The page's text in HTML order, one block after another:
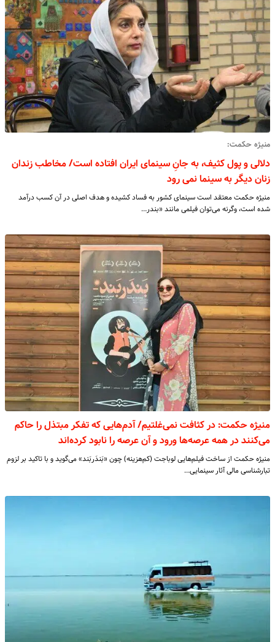
منیژه حکمت:
دلالی و پول کثیف، به جانِ سینمای ایران افتاده است/ مخاطب زندان
زنان دیگر به سینما نمی رود
منیژه حکمت معتقد است سینمای کشور به فساد کشیده و هدف اصلی در آن کسب درآمد
شده است، وگرنه می‌توان فیلمی مانند «بندر…
منیژه حکمت: در کثافت نمی‌غلتیم/ آدم‌هایی که تفکر مبتذل را حاکم
می‌کنند در همه عرصه‌ها ورود و آن عرصه را نابود کرده‌اند
منیژه حکمت از ساخت فیلم‌هایی لوباجت (کم‌هزینه) چون «بَندَربَند» می‌گوید و با تاکید بر لزوم
تبارشناسی مالی آثار سینمایی…